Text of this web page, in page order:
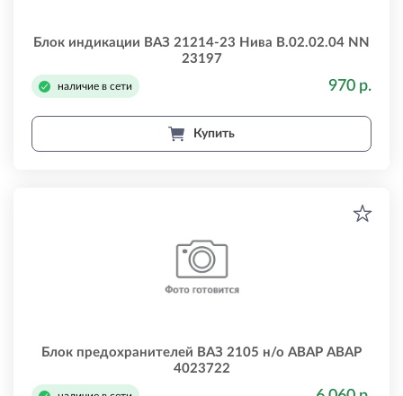
Блок индикации ВАЗ 21214-23 Нива В.02.02.04 NN
23197
наличие в сети 970 р.
Купить
Блок предохранителей ВАЗ 2105 н/о АВАР АВАР
4023722